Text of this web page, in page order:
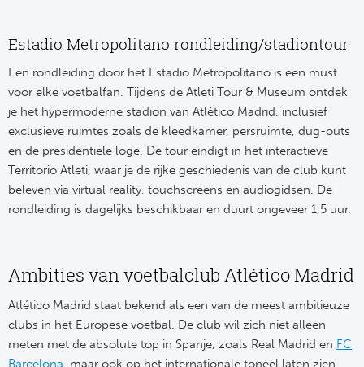
Estadio Metropolitano rondleiding/stadiontour
Een rondleiding door het Estadio Metropolitano is een must
voor elke voetbalfan. Tijdens de Atleti Tour & Museum ontdek
je het hypermoderne stadion van Atlético Madrid, inclusief
exclusieve ruimtes zoals de kleedkamer, persruimte, dug-outs
en de presidentiële loge. De tour eindigt in het interactieve
Territorio Atleti, waar je de rijke geschiedenis van de club kunt
beleven via virtual reality, touchscreens en audiogidsen. De
rondleiding is dagelijks beschikbaar en duurt ongeveer 1,5 uur.
Ambities van voetbalclub Atlético Madrid
Atlético Madrid staat bekend als een van de meest ambitieuze
clubs in het Europese voetbal. De club wil zich niet alleen
meten met de absolute top in Spanje, zoals Real Madrid en FC
Barcelona, maar ook op het internationale toneel laten zien